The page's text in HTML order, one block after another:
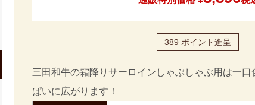
389 ポイント進呈
三田和牛の霜降りサーロインしゃぶしゃぶ用は一
ぱいに広がります！